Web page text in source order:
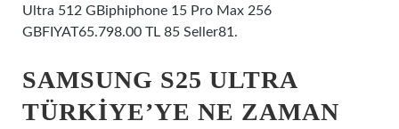
Ultra 512 GBiphiphone 15 Pro Max 256
GBFIYAT65.798.00 TL 85 Seller81.
SAMSUNG S25 ULTRA
TÜRKIYE’YE NE ZAMAN